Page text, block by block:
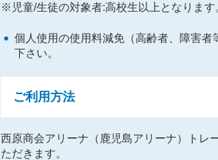
※児童/生徒の対象者:高校生以上となります
個人使用の使用料減免（高齢者、障害者
下さい。
ご利用方法
西原商会アリーナ（鹿児島アリーナ）トレ
ただきます。